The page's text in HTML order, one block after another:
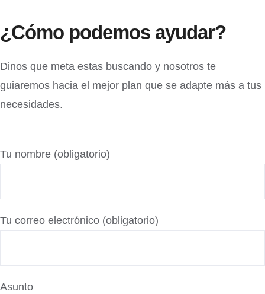
¿Cómo podemos ayudar?
Dinos que meta estas buscando y nosotros te
guiaremos hacia el mejor plan que se adapte más a tus
necesidades.
Tu nombre (obligatorio)
Tu correo electrónico (obligatorio)
Asunto